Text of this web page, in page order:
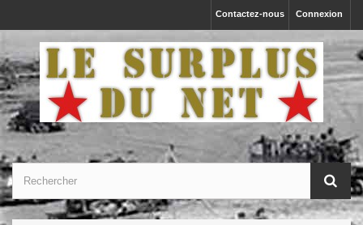
Connexion
Contactez-nous